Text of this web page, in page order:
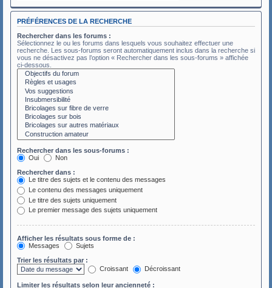
PRÉFÉRENCES DE LA RECHERCHE
Rechercher dans les forums :
Sélectionnez le ou les forums dans lesquels vous souhaitez effectuer une
recherche. Les sous-forums seront automatiquement inclus dans la recherche si
vous ne désactivez pas l’option « Rechercher dans les sous-forums » affichée
ci-dessous.
Rechercher dans les sous-forums :
Oui
Non
Rechercher dans :
Le titre des sujets et le contenu des messages
Le contenu des messages uniquement
Le titre des sujets uniquement
Le premier message des sujets uniquement
Afficher les résultats sous forme de :
Messages
Sujets
Trier les résultats par :
Croissant
Décroissant
Limiter les résultats selon leur ancienneté :